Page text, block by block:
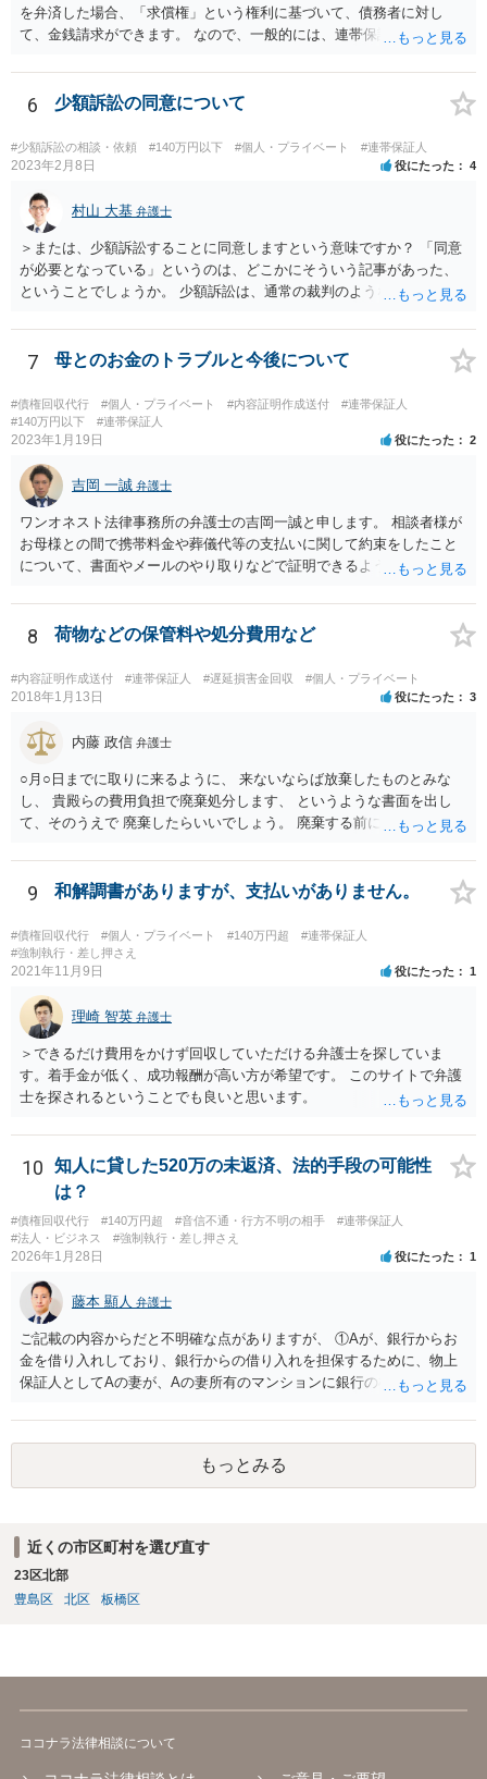
を弁済した場合、「求償権」という権利に基づいて、債務者に対し
て、金銭請求ができます。 なので、一般的には、連帯保証人が代わり
者が連帯債務者に支払わなければならない、ということになります。
ご質問の構成の違いを確認されたい意図は分かりかねますが、結論と
しては、一般的には「求償権」に基づいて上記のような処理になるか
と思います。
6 少額訴訟の同意について
#少額訴訟の相談・依頼 #140万円以下 #個人・プライベート #連帯保証人
2023年2月8日 役にたった 4
村山 大基 弁護士
＞または、少額訴訟することに同意しますという意味ですか？ 「同意
が必要となっている」というのは、どこかにそういう記事があった、
ということでしょうか。 少額訴訟は、通常の裁判のようなきちんとし
思います（多分）。 実際の流れとしては、少額訴訟では嫌だ、と被告
が考えた場合、 通常の訴訟でやってほしい、と裁判所に対して書類を
7 母とのお金のトラブルと今後について
#債権回収代行 #個人・プライベート #内容証明作成送付
#連帯保証人
#140万円以下
#連帯保証人
2023年1月19日 役にたった 2
吉岡 一誠 弁護士
ワンオネスト法律事務所の弁護士の吉岡一誠と申します。 相談者様が
お母様との間で携帯料金や葬儀代等の支払いに関して約束をしたこと
について、書面やメールのやり取りなどで証明できるようであれば、
の資力が乏しいとなると、判決が下りても実際に回収することができ
ない可能性があるため、不定期でも少しずつでも返済があるようであ
れば、コストをかけて裁判を起こすよりも、このまま分割払いを続け
てもらう方が良いかもしれません。 なお、保証人欄の無断署名の件
は、お母様に注意するしかないですが、お母様が勝手に署名した場合
求が来た場合は支払いを拒否できます。
8 荷物などの保管料や処分費用など
#内容証明作成送付 #連帯保証人 #遅延損害金回収 #個人・プライベート
2018年1月13日 役にたった 3
内藤 政信 弁護士
○月○日までに取りに来るように、 来ないならば放棄したものとみな
し、 貴殿らの費用負担で廃棄処分します、 というような書面を出し
て、そのうえで 廃棄したらいいでしょう。 廃棄する前に、写真をとっ
9 和解調書がありますが、支払いがありません。
#債権回収代行 #個人・プライベート #140万円超
#連帯保証人
#強制執行・差し押さえ
2021年11月9日 役にたった 1
理崎 智英 弁護士
＞できるだけ費用をかけず回収していただける弁護士を探していま
す。着手金が低く、成功報酬が高い方が希望です。 このサイトで弁護
士を探されるということでも良いと思います。
10
知人に貸した520万の未返済、法的手段の可能性
は？
#債権回収代行 #140万円超 #音信不通・行方不明の相手
#連帯保証人
#法人・ビジネス
#強制執行・差し押さえ
2026年1月28日 役にたった 1
藤本 顯人 弁護士
ご記載の内容からだと不明確な点がありますが、 ①Aが、銀行からお
金を借り入れしており、銀行からの借り入れを担保するために、物上
保証人としてAの妻が、Aの妻所有のマンションに銀行の根抵当権を入
を担保するために、根抵当権としてAの妻のマンションに根抵当権が設
定されているという可能性 です。 状況からすると、①だと思います。
①だとした場合、現状ですと、Aには全く弁済能力がないので、回収は
非常に厳しいと思われます。
もっとみる
近くの市区町村を選び直す
23区北部
豊島区
北区 板橋区
ココナラ法律相談について